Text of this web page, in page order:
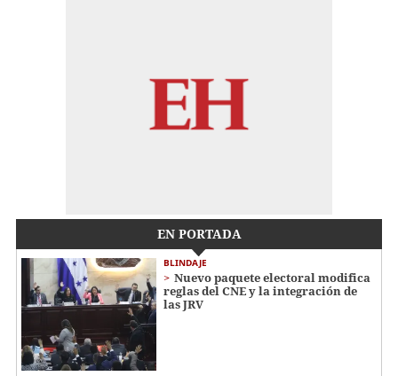
EN PORTADA
BLINDAJE
Nuevo paquete electoral modifica
reglas del CNE y la integración de
las JRV